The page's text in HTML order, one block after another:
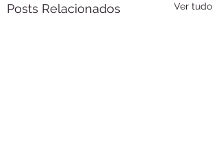
Posts Relacionados Ver tudo